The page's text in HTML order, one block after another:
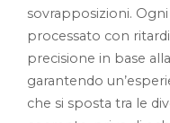
sovrapposizioni.
processato con
precisione in base
garantendo
che si sposta tra le